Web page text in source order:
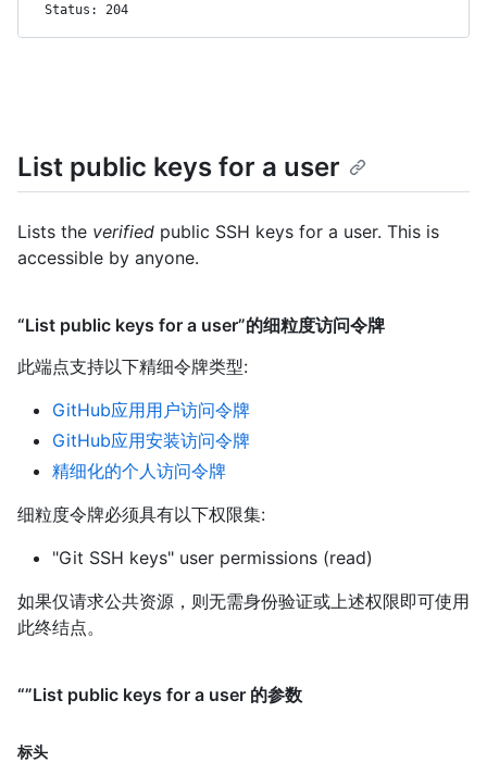
Status: 204
List public keys for a user
Lists the verified public SSH keys for a user. This is
accessible by anyone.
“List public keys for a user”的细粒度访问令牌
此端点支持以下精细令牌类型:
GitHub应用用户访问令牌
GitHub应用安装访问令牌
精细化的个人访问令牌
细粒度令牌必须具有以下权限集:
"Git SSH keys" user permissions (read)
如果仅请求公共资源，则无需身份验证或上述权限即可使用
此终结点。
“”List public keys for a user 的参数
标头